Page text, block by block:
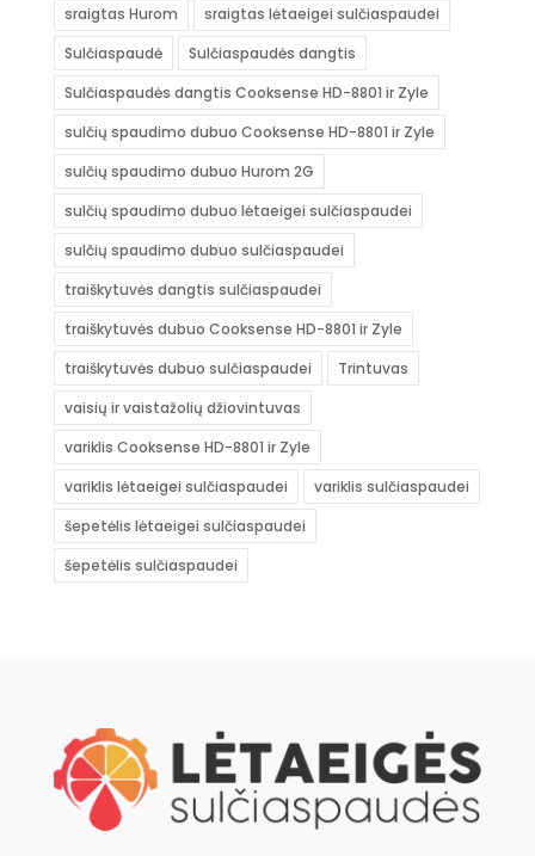
sraigtas Hurom
sraigtas lėtaeigei sulčiaspaudei
Sulčiaspaudė
Sulčiaspaudės dangtis
Sulčiaspaudės dangtis Cooksense HD-8801 ir Zyle
sulčių spaudimo dubuo Cooksense HD-8801 ir Zyle
sulčių spaudimo dubuo Hurom 2G
sulčių spaudimo dubuo lėtaeigei sulčiaspaudei
sulčių spaudimo dubuo sulčiaspaudei
traiškytuvės dangtis sulčiaspaudei
traiškytuvės dubuo Cooksense HD-8801 ir Zyle
traiškytuvės dubuo sulčiaspaudei
Trintuvas
vaisių ir vaistažolių džiovintuvas
variklis Cooksense HD-8801 ir Zyle
variklis lėtaeigei sulčiaspaudei
variklis sulčiaspaudei
šepetėlis lėtaeigei sulčiaspaudei
šepetėlis sulčiaspaudei